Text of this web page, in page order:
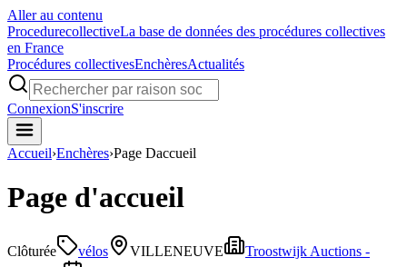
Aller au contenu
ProcedurecollectiveLa base de données des procédures collectives
en France
Procédures collectivesEnchèresActualités
ConnexionS'inscrire
Accueil›Enchères›Page Daccueil
Page d'accueil
Clôturée vélos VILLENEUVE
Troostwijk Auctions -